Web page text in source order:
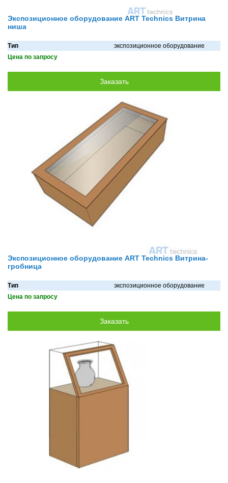
Экспозиционное оборудование ART Technics Витрина
ниша
Тип
экспозиционное оборудование
Цена по запросу
Экспозиционное оборудование ART Technics Витрина-
гробница
Тип
экспозиционное оборудование
Цена по запросу